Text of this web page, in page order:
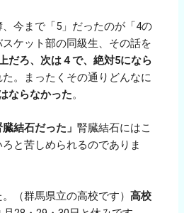
今まで「5」だったのが「4の
ケット部の同級生、その話を
だろ、次は４で、絶対5になら
た。まったくその通りどんなに
ならなかった。
臓結石だった」腎臓結石にはこ
と苦しめられるのでありま
（群馬県立の高校です）高校